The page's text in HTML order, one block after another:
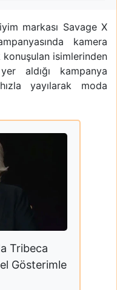
markası Savage X
kamera
konuşulan isimlerinden
aldığı kampanya
yayılarak moda
Tribeca
Gösterimle